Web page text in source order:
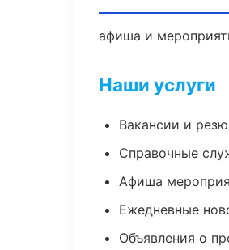
афиша и
Наши услуги
Вакансии и
Справочные
Афиша
Ежедневные
Объявления о